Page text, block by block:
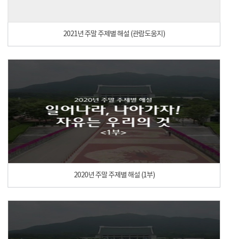
2021년 주말 주제별 해설 (관람도움지)
2020년 주말 주제별 해설 (1부)